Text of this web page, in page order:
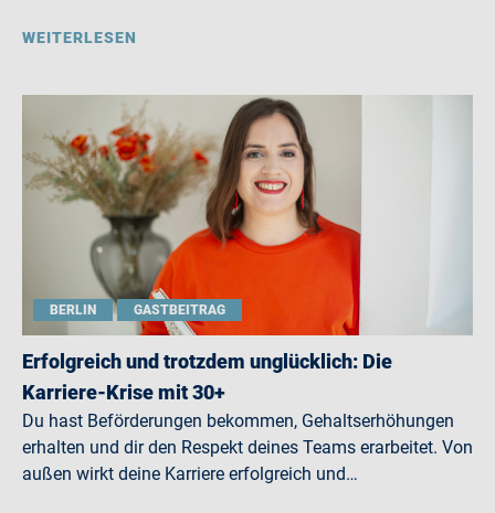
WEITERLESEN
BERLIN GASTBEITRAG
Erfolgreich und trotzdem unglücklich: Die
Karriere-Krise mit 30+
Du hast Beförderungen bekommen, Gehaltserhöhungen
erhalten und dir den Respekt deines Teams erarbeitet. Von
außen wirkt deine Karriere erfolgreich und…